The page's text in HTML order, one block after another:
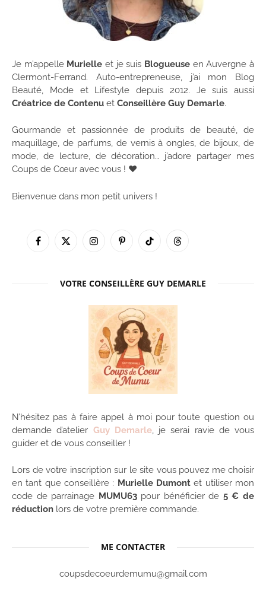
Je m’appelle Murielle et je suis Blogueuse en Auvergne à
Clermont-Ferrand. Auto-entrepreneuse, j’ai mon Blog
Beauté, Mode et Lifestyle depuis 2012. Je suis aussi
Créatrice de Contenu et Conseillère Guy Demarle.
Gourmande et passionnée de produits de beauté, de
maquillage, de parfums, de vernis à ongles, de bijoux, de
mode, de lecture, de décoration… j’adore partager mes
Coups de Cœur avec vous ! ♥
Bienvenue dans mon petit univers !
Facebook
X
InstagramPinterestTikTok Threads
VOTRE CONSEILLÈRE GUY DEMARLE
N’hésitez pas à faire appel à moi pour toute question ou
demande d’atelier Guy Demarle, je serai ravie de vous
guider et de vous conseiller !
Lors de votre inscription sur le site vous pouvez me choisir
en tant que conseillère : Murielle Dumont et utiliser mon
code de parrainage MUMU63pour bénéficier de 5 € de
réduction lors de votre première commande.
ME CONTACTER
coupsdecoeurdemumu@gmail.com